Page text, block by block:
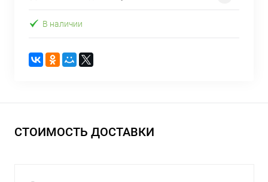
В наличии
СТОИМОСТЬ ДОСТАВКИ